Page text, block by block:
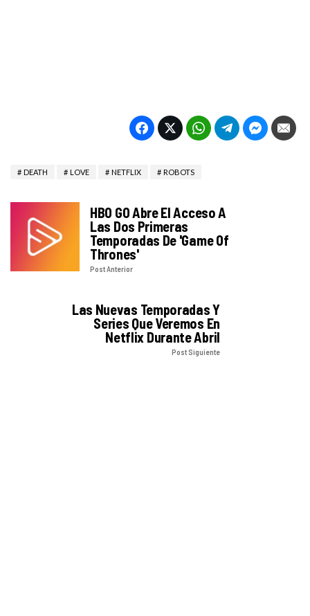
DEATH LOVE NETFLIX ROBOTS
HBO GO Abre El Acceso A
Las Dos Primeras
Temporadas De 'Game Of
Thrones'
Post Anterior
Las Nuevas Temporadas Y
Series Que Veremos En
Netflix Durante Abril
Post Siguiente